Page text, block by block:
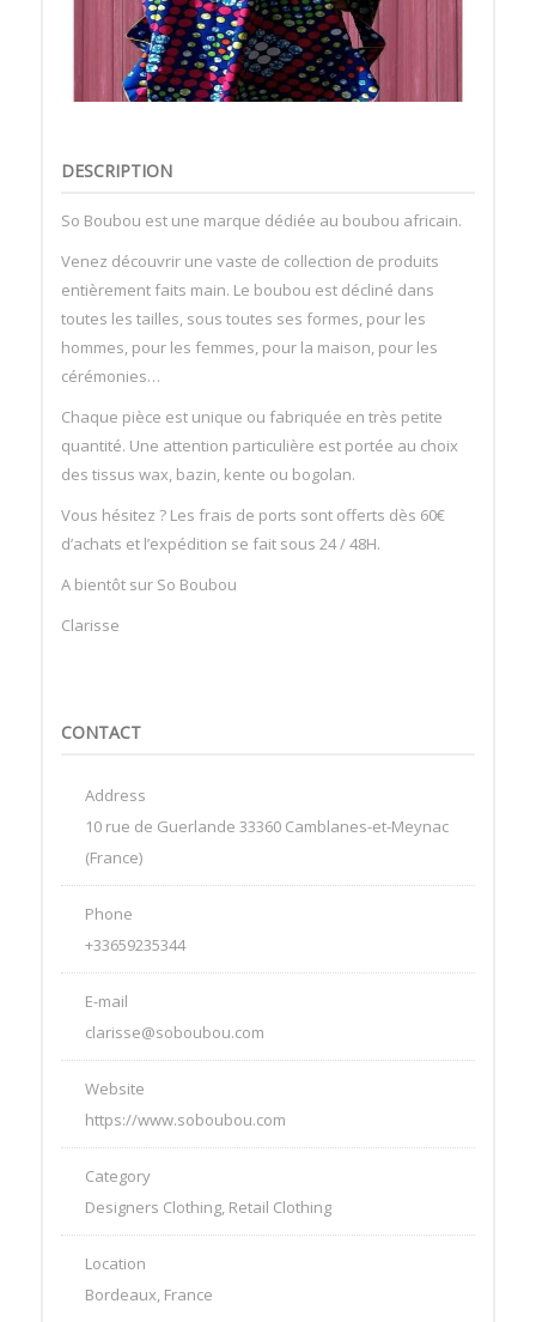
DESCRIPTION
So Boubou est une marque dédiée au boubou africain.
Venez découvrir une vaste de collection de produits
entièrement faits main. Le boubou est décliné dans
toutes les tailles, sous toutes ses formes, pour les
hommes, pour les femmes, pour la maison, pour les
cérémonies…
Chaque pièce est unique ou fabriquée en très petite
quantité. Une attention particulière est portée au choix
des tissus wax, bazin, kente ou bogolan.
Vous hésitez ? Les frais de ports sont offerts dès 60€
d’achats et l’expédition se fait sous 24 / 48H.
A bientôt sur So Boubou
Clarisse
CONTACT
Address
10 rue de Guerlande 33360 Camblanes-et-Meynac
(France)
Phone
+33659235344
E-mail
clarisse@soboubou.com
Website
https://www.soboubou.com
Category
Designers Clothing, Retail Clothing
Location
Bordeaux, France